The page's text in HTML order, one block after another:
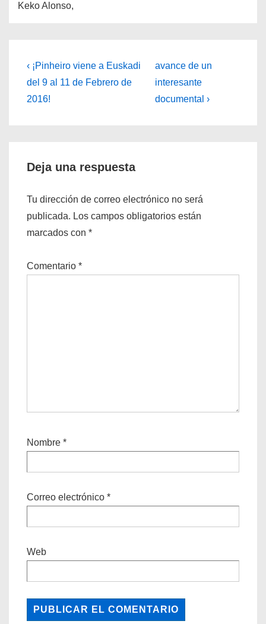
Keko Alonso,
Navegación
de
entradas
La
entrada
anterior
‹ ¡Pinheiro viene a Euskadi
del 9 al 11 de Febrero de
2016!
La
entrada
siguiente
avance de un
interesante
documental ›
Deja una respuesta
Tu dirección de correo electrónico no será
publicada. Los campos obligatorios están
marcados con *
Comentario *
Nombre *
Correo electrónico *
Web